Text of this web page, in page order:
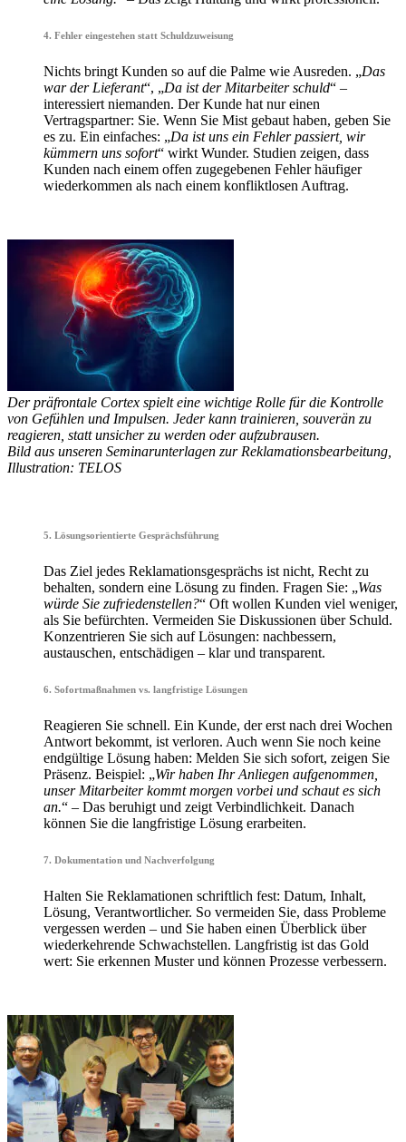
4. Fehler eingestehen statt Schuldzuweisung
Nichts bringt Kunden so auf die Palme wie Ausreden. „Das
war der Lieferant“, „Da ist der Mitarbeiter schuld“ –
interessiert niemanden. Der Kunde hat nur einen
Vertragspartner: Sie. Wenn Sie Mist gebaut haben, geben Sie
es zu. Ein einfaches: „Da ist uns ein Fehler passiert, wir
kümmern uns sofort“ wirkt Wunder. Studien zeigen, dass
Kunden nach einem offen zugegebenen Fehler häufiger
wiederkommen als nach einem konfliktlosen Auftrag.
Der präfrontale Cortex spielt eine wichtige Rolle für die Kontrolle
von Gefühlen und Impulsen. Jeder kann trainieren, souverän zu
reagieren, statt unsicher zu werden oder aufzubrausen.
Bild aus unseren Seminarunterlagen zur Reklamationsbearbeitung,
Illustration: TELOS
5. Lösungsorientierte Gesprächsführung
Das Ziel jedes Reklamationsgesprächs ist nicht, Recht zu
behalten, sondern eine Lösung zu finden. Fragen Sie: „Was
würde Sie zufriedenstellen?“ Oft wollen Kunden viel weniger,
als Sie befürchten. Vermeiden Sie Diskussionen über Schuld.
Konzentrieren Sie sich auf Lösungen: nachbessern,
austauschen, entschädigen – klar und transparent.
6. Sofortmaßnahmen vs. langfristige Lösungen
Reagieren Sie schnell. Ein Kunde, der erst nach drei Wochen
Antwort bekommt, ist verloren. Auch wenn Sie noch keine
endgültige Lösung haben: Melden Sie sich sofort, zeigen Sie
Präsenz. Beispiel: „Wir haben Ihr Anliegen aufgenommen,
unser Mitarbeiter kommt morgen vorbei und schaut es sich
an.“ – Das beruhigt und zeigt Verbindlichkeit. Danach
können Sie die langfristige Lösung erarbeiten.
7. Dokumentation und Nachverfolgung
Halten Sie Reklamationen schriftlich fest: Datum, Inhalt,
Lösung, Verantwortlicher. So vermeiden Sie, dass Probleme
vergessen werden – und Sie haben einen Überblick über
wiederkehrende Schwachstellen. Langfristig ist das Gold
wert: Sie erkennen Muster und können Prozesse verbessern.